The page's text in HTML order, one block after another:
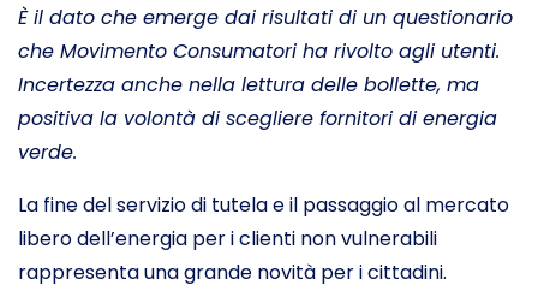
È il dato che emerge dai risultati di un questionario
che Movimento Consumatori ha rivolto agli utenti.
Incertezza anche nella lettura delle bollette, ma
positiva la volontà di scegliere fornitori di energia
verde.
La fine del servizio di tutela e il passaggio al mercato
libero dell’energia per i clienti non vulnerabili
rappresenta una grande novità per i cittadini.